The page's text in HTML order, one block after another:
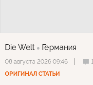
Die Welt Германия
08 августа 2026 09:46 1
ОРИГИНАЛ СТАТЬИ